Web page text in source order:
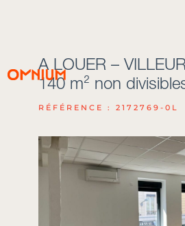
A LOUER –
140 m² non
RÉFÉRENCE : 2172769-0L